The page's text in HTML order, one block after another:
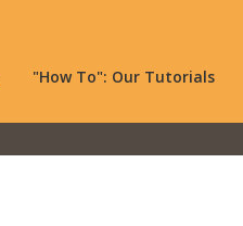
"How To": Our Tutorials